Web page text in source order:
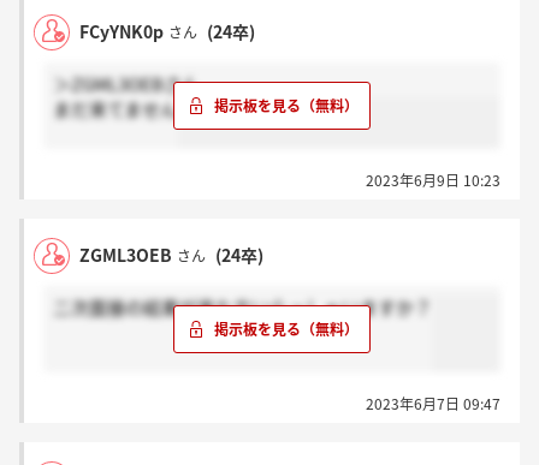
FCyYNK0p さん (24卒)
＞ZGML3OEBさん
まだ来てません
2023年6月9日 10:23
ZGML3OEB さん (24卒)
二次面接の結果が来た方いらっしゃいますか？
2023年6月7日 09:47